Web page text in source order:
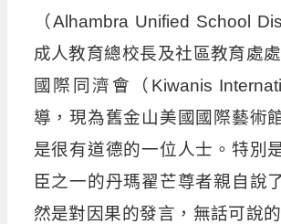
（Alhambra Unified School
成人教育總校長及社區教育處
國際同濟會（Kiwanis
導，現為舊金山美國國際藝術
是很有道德的一位人士。特別
臣之一的丹瑪翟芒尊者親自說
然是對因果的發言，無話可說